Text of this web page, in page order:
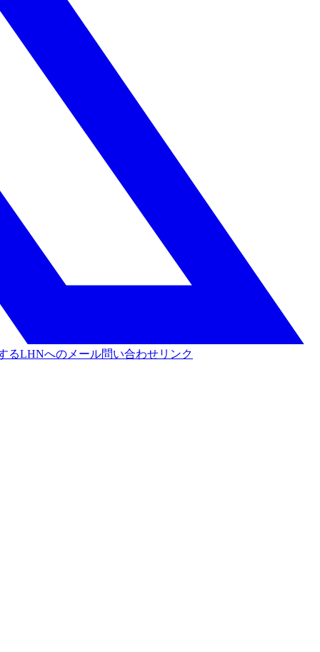
るLHNへのメール問い合わせリンク